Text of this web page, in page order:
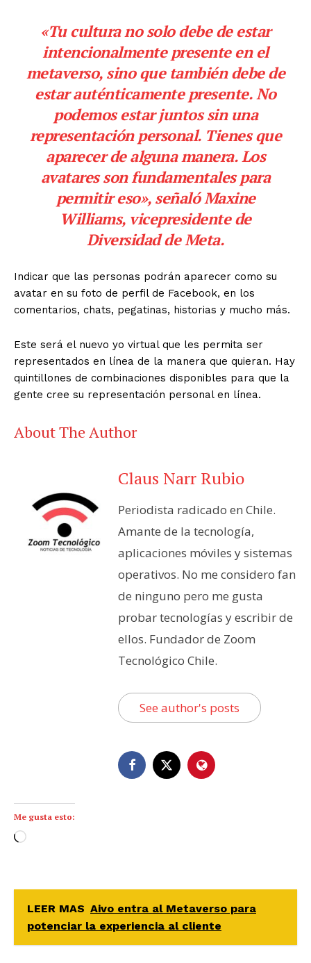
«Tu cultura no solo debe de estar
intencionalmente presente en el
metaverso, sino que también debe de
estar auténticamente presente. No
podemos estar juntos sin una
representación personal. Tienes que
aparecer de alguna manera. Los
avatares son fundamentales para
permitir eso», señaló Maxine
Williams, vicepresidente de
Diversidad de Meta.
Indicar que las personas podrán aparecer como su
avatar en su foto de perfil de Facebook, en los
comentarios, chats, pegatinas, historias y mucho más.
Este será el nuevo yo virtual que les permita ser
representados en línea de la manera que quieran. Hay
quintillones de combinaciones disponibles para que la
gente cree su representación personal en línea.
About The Author
Claus Narr Rubio
Periodista radicado en Chile.
Amante de la tecnología,
aplicaciones móviles y sistemas
operativos. No me considero fan
de ninguno pero me gusta
probar tecnologías y escribir de
ellos. Fundador de Zoom
Tecnológico Chile.
See author's posts
Me gusta esto:
C
g
a
n
LEER MAS Aivo entra al Metaverso para
potenciar la experiencia al cliente